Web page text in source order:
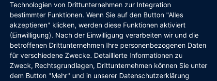
Technologien von Drittunternehmen zur Integration
bestimmter Funktionen. Wenn Sie auf den Button "Alles
akzeptieren" klicken, werden diese Funktionen aktiviert
(Einwilligung). Nach der Einwilligung verarbeiten wir und die
betroffenen Drittunternehmen Ihre personenbezogenen Daten
für verschiedene Zwecke. Detaillierte Informationen zu
Zweck, Rechtsgrundlagen, Drittunternehmen können Sie unter
dem Button "Mehr" und in unserer Datenschutzerklärung